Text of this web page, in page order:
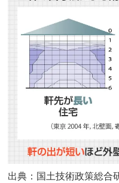
出典：国土技術政策総合